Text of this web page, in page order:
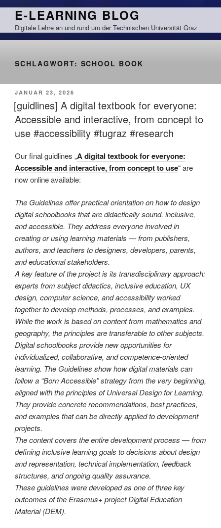
Zum
springen
E-LEARNING BLOG
Digitale Lehre an und rund um der Technischen Universität Graz
SCHLAGWORT: SCHOOL BOOK
VERÖFFENTLICHT
AM
JANUAR 23, 2026
[guidlines] A digital textbook for everyone:
Accessible and interactive, from concept to
use #accessibility #tugraz #research
Our final guidlines „A digital textbook for everyone:
Accessible and interactive, from concept to use“ are
now online available:
The Guidelines offer practical orientation on how to design
digital schoolbooks that are didactically sound, inclusive,
and accessible. They address everyone involved in
creating or using learning materials — from publishers,
authors, and teachers to designers, developers, parents,
and educational stakeholders.
A key feature of the project is its transdisciplinary approach:
experts from subject didactics, inclusive education, UX
design, computer science, and accessibility worked
together to develop methods, processes, and examples.
While the work is based on content from mathematics and
geography, the principles are transferable to other subjects.
Digital schoolbooks provide new opportunities for
individualized, collaborative, and competence-oriented
learning. The Guidelines show how digital materials can
follow a “Born Accessible” strategy from the very beginning,
aligned with the principles of Universal Design for Learning.
They provide concrete recommendations, best practices,
and examples that can be directly applied to development
projects.
The content covers the entire development process — from
defining inclusive learning goals to decisions about design
and representation, technical implementation, feedback
structures, and ongoing quality assurance.
These guidelines were developed as one of three key
outcomes of the Erasmus+ project Digital Education
Material (DEM).